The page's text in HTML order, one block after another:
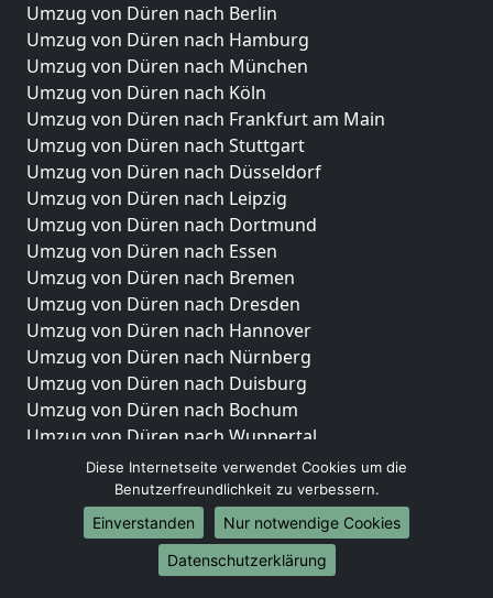
Umzug von Düren nach Berlin
Umzug von Düren nach Hamburg
Umzug von Düren nach München
Umzug von Düren nach Köln
Umzug von Düren nach Frankfurt am Main
Umzug von Düren nach Stuttgart
Umzug von Düren nach Düsseldorf
Umzug von Düren nach Leipzig
Umzug von Düren nach Dortmund
Umzug von Düren nach Essen
Umzug von Düren nach Bremen
Umzug von Düren nach Dresden
Umzug von Düren nach Hannover
Umzug von Düren nach Nürnberg
Umzug von Düren nach Duisburg
Umzug von Düren nach Bochum
Umzug von Düren nach Wuppertal
Umzug von Düren nach Bielefeld
Umzug von Düren nach Bonn
Umzug von Düren nach Münster
Internationale-Umzüge
Diese Internetseite verwendet Cookies um die
Benutzerfreundlichkeit zu verbessern.
Einverstanden
Nur notwendige Cookies
Datenschutzerklärung